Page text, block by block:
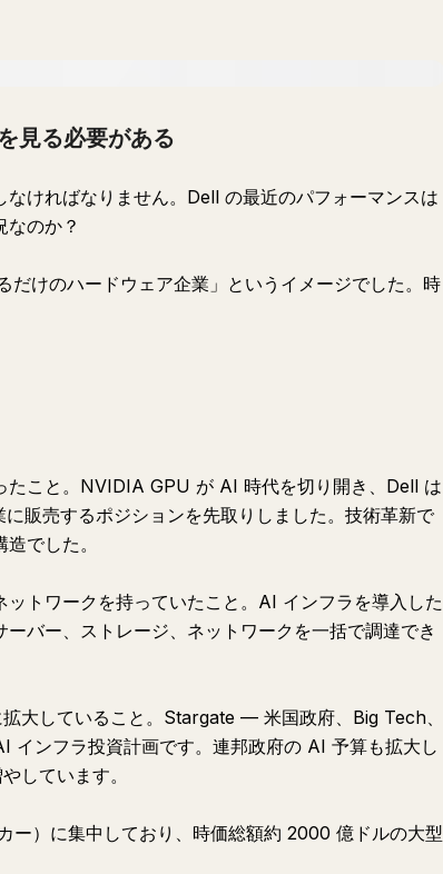
見る必要がある
ければなりません。Dell の最近のパフォーマンスは
なのか？
けのハードウェア企業」というイメージでした。時
たこと。NVIDIA GPU が AI 時代を切り開き、Dell は
販売するポジションを先取りしました。技術革新で
でした。
トワークを持っていたこと。AI インフラを導入した
バー、ストレージ、ネットワークを一括で調達でき
大していること。Stargate — 米国政府、Big Tech、
ンフラ投資計画です。連邦政府の AI 予算も拡大し
しています。
ー）に集中しており、時価総額約 2000 億ドルの大型